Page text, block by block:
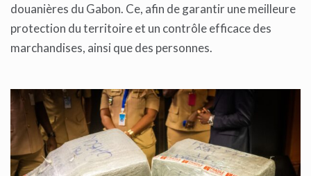
douanières du Gabon. Ce, afin de garantir une meilleure
protection du territoire et un contrôle efficace des
marchandises, ainsi que des personnes.